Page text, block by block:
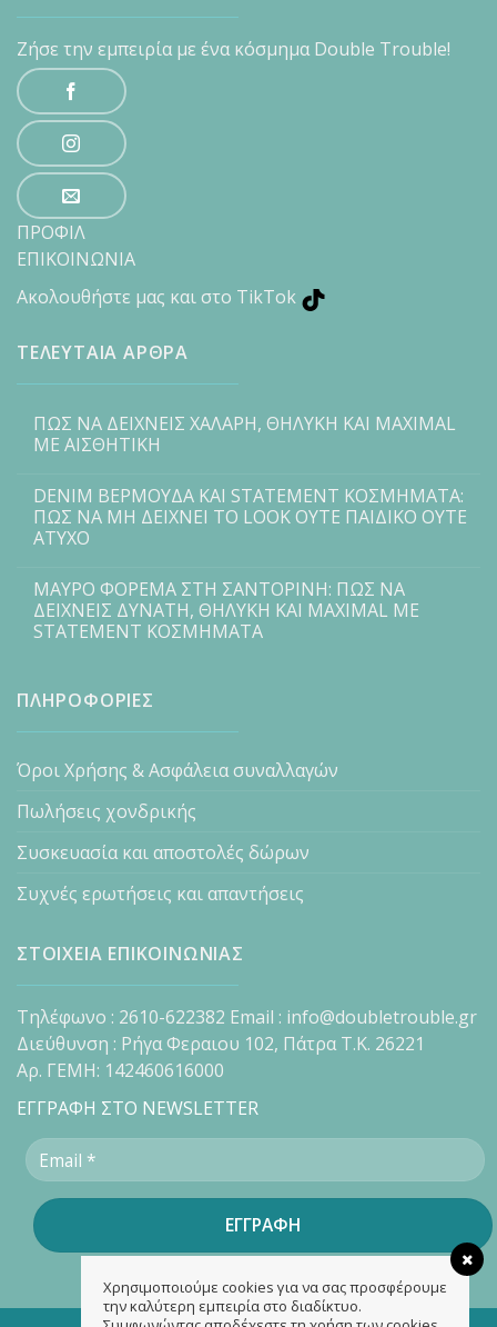
Ζήσε την εμπειρία με ένα κόσμημα Double Trouble!
ΠΡΟΦΙΛ
ΕΠΙΚΟΙΝΩΝΙΑ
Ακολουθήστε μας και στο TikTok
ΤΕΛΕΥΤΑΙΑ ΑΡΘΡΑ
ΠΩΣ ΝΑ ΔΕΙΧΝΕΙΣ ΧΑΛΑΡΗ, ΘΗΛΥΚΗ ΚΑΙ MAXIMAL
ΜΕ ΑΙΣΘΗΤΙΚΗ
DENIM ΒΕΡΜΟΥΔΑ ΚΑΙ STATEMENT ΚΟΣΜΗΜΑΤΑ:
ΠΩΣ ΝΑ ΜΗ ΔΕΙΧΝΕΙ ΤΟ LOOK ΟΥΤΕ ΠΑΙΔΙΚΟ ΟΥΤΕ
ΑΤΥΧΟ
ΜΑΥΡΟ ΦΟΡΕΜΑ ΣΤΗ ΣΑΝΤΟΡΙΝΗ: ΠΩΣ ΝΑ
ΔΕΙΧΝΕΙΣ ΔΥΝΑΤΗ, ΘΗΛΥΚΗ ΚΑΙ MAXIMAL ΜΕ
STATEMENT ΚΟΣΜΗΜΑΤΑ
ΠΛΗΡΟΦΟΡΙΕΣ
Όροι Χρήσης & Ασφάλεια συναλλαγών
Πωλήσεις χονδρικής
Συσκευασία και αποστολές δώρων
Συχνές ερωτήσεις και απαντήσεις
ΣΤΟΙΧΕΙΑ ΕΠΙΚΟΙΝΩΝΙΑΣ
Τηλέφωνο : 2610-622382 Email : info@doubletrouble.gr
Διεύθυνση : Ρήγα Φεραιου 102, Πάτρα Τ.Κ. 26221
Αρ. ΓΕΜΗ: 142460616000
ΕΓΓΡΑΦΗ ΣΤΟ NEWSLETTER
Χρησιμοποιούμε cookies για να σας προσφέρουμε
την καλύτερη εμπειρία στο διαδίκτυο.